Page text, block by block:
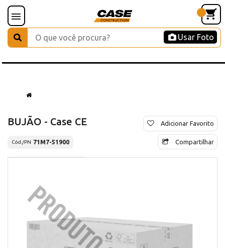
Usar Foto
BUJÃO - Case CE
Cód./PN 71M7-51900
Adicionar Favorito
Compartilhar